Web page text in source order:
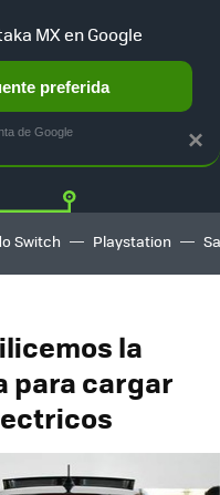
Twitter
Switch Playstation
la
para cargar
×
MX en Google
preferida
de Google